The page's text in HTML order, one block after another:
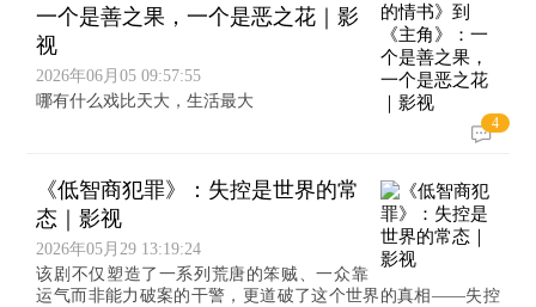
一个是善之果，一个是恶之花｜影
视
2026年06月05 09:57:55
哪有什么戏比天大，生活最大
4
《低智商犯罪》：失控是世界的常
态｜影视
2026年05月29 13:19:24
该剧不仅塑造了一系列荒唐的笨贼、一众靠
运气而非能力破案的干警，更道破了这个世界的真相——失控